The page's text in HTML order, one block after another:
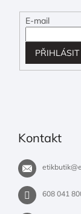
E-mail
PŘIHLÁSIT
Kontakt
etikbutik@
608 041